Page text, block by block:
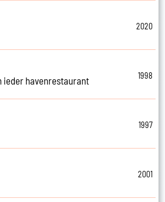
2020
ieder havenrestaurant
1998
1997
2001